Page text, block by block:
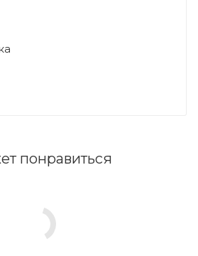
понравиться